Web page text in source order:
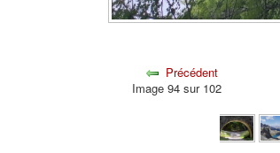
Précédent
Image 94 sur 102